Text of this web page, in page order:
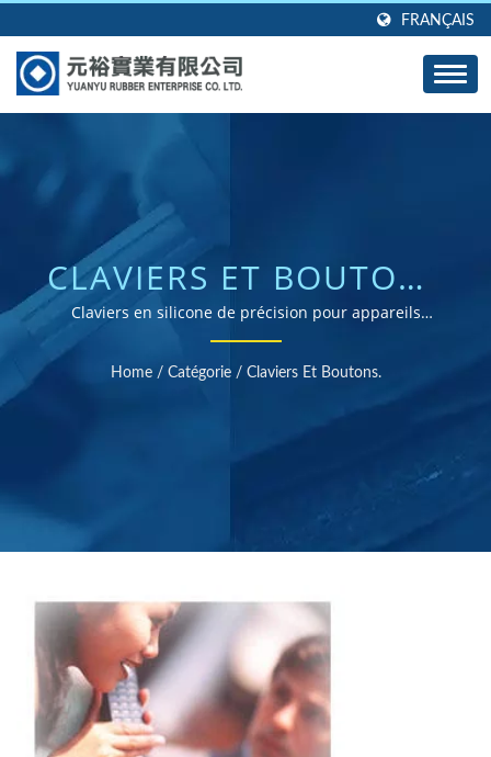
FRANÇAIS
CLAVIERS ET BOUTONS
EN SILICONE DE
QUALITÉ SUPÉRIEURE.
Claviers en silicone de précision pour appareils
électroniques, équipements médicaux et applications
industrielles
Home / Catégorie / Claviers Et Boutons.